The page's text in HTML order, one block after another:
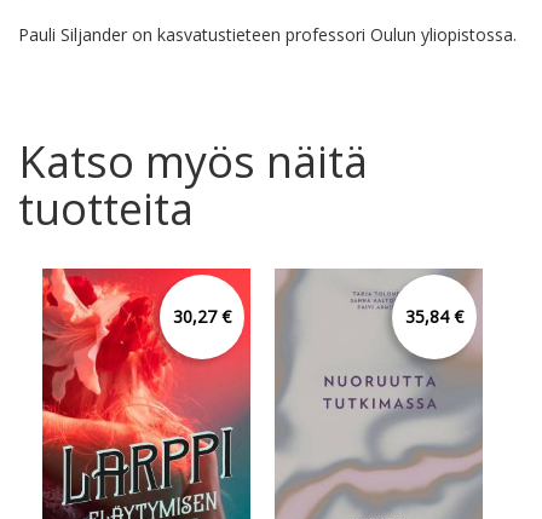
Pauli Siljander on kasvatustieteen professori Oulun yliopistossa.
Katso myös näitä
tuotteita
30,27 € 35,84 €